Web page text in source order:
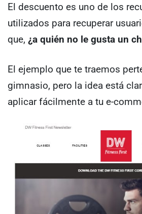
El descuento es uno de los
utilizados para recuperar
que, ¿a quién no le gusta un
El ejemplo que te traemos
gimnasio, pero la idea está
aplicar fácilmente a tu e-